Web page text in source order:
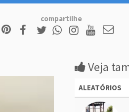
compartilhe
Veja
ALEATÓRIOS